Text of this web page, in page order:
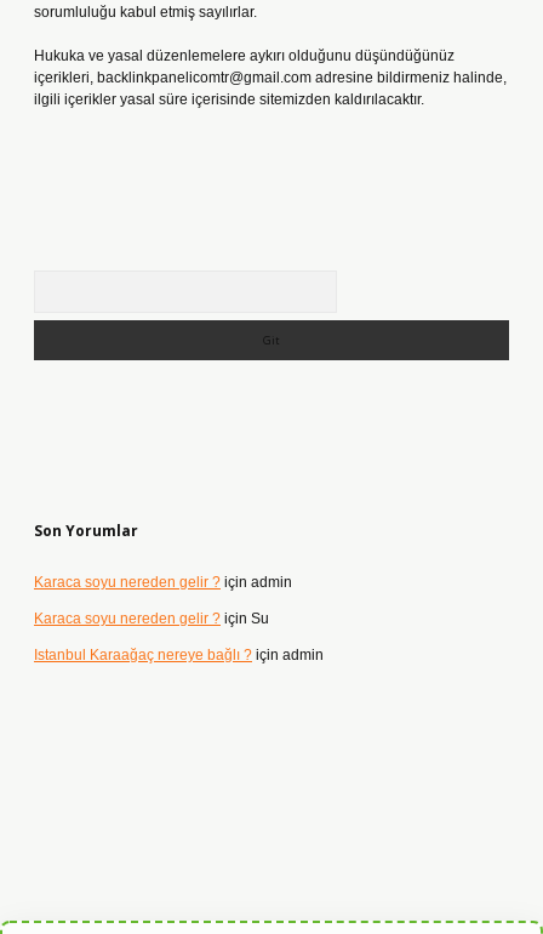
sorumluluğu kabul etmiş sayılırlar.
Hukuka ve yasal düzenlemelere aykırı olduğunu düşündüğünüz
içerikleri, backlinkpanelicomtr@gmail.com adresine bildirmeniz halinde,
ilgili içerikler yasal süre içerisinde sitemizden kaldırılacaktır.
Son Yorumlar
Karaca soyu nereden gelir ? için admin
Karaca soyu nereden gelir ? için Su
Istanbul Karaağaç nereye bağlı ? için admin